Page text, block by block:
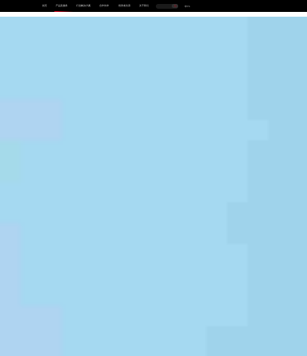
首页 产品及服务 行业解决方案 合作伙伴 投资者关系 关于我们 中EN